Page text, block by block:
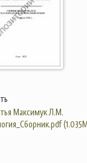
Максимук Л.М.